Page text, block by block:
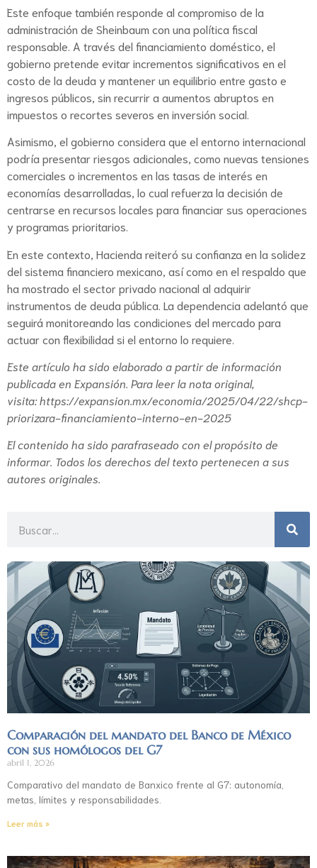
Este enfoque también responde al compromiso de la
administración de Sheinbaum con una política fiscal
responsable. A través del financiamiento doméstico, el
gobierno pretende evitar incrementos significativos en el
costo de la deuda y mantener un equilibrio entre gasto e
ingresos públicos, sin recurrir a aumentos abruptos en
impuestos o recortes severos en inversión social.
Asimismo, el gobierno considera que el entorno internacional
podría presentar riesgos adicionales, como nuevas tensiones
comerciales o incrementos en las tasas de interés en
economías desarrolladas, lo cual refuerza la decisión de
centrarse en recursos locales para financiar sus operaciones
y programas prioritarios.
En este contexto, Hacienda reiteró su confianza en la solidez
del sistema financiero mexicano, así como en el respaldo que
ha mostrado el sector privado nacional al adquirir
instrumentos de deuda pública. La dependencia adelantó que
seguirá monitoreando las condiciones del mercado para
actuar con flexibilidad si el entorno lo requiere.
Este artículo ha sido elaborado a partir de información
publicada en Expansión. Para leer la nota original,
visita:https://expansion.mx/economia/2025/04/22/shcp-
priorizara-financiamiento-interno-en-2025
El contenido ha sido parafraseado con el propósito de
informar. Todos los derechos del texto pertenecen a sus
autores originales.
Comparación del mandato del Banco de México
con sus homólogos del G7
abril 1, 2026
Comparativo del mandato de Banxico frente al G7: autonomía,
metas, límites y responsabilidades.
Leer más »